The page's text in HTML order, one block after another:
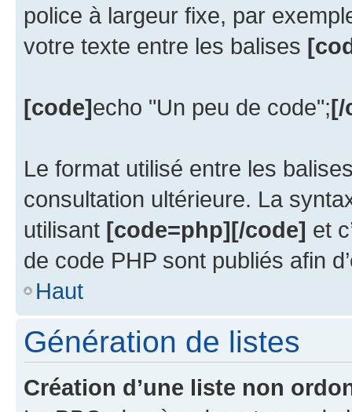
police à largeur fixe, par
votre texte entre les balises
[code]echo "Un peu de code";[/
Le format utilisé entre les
consultation ultérieure. La
utilisant [code=php][/code] et
de code PHP sont publiés afin
Haut
Génération de listes
Création d’une liste non